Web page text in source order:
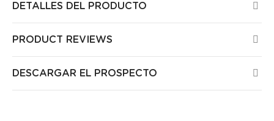
DETALLES DEL PRODUCTO
PRODUCT REVIEWS
DESCARGAR EL PROSPECTO